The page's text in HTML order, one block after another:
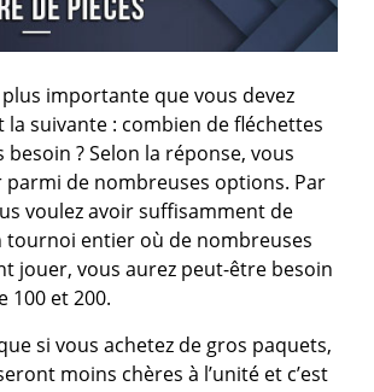
importante que vous devez
la suivante : combien de fléchettes
besoin ? Selon la réponse, vous
parmi de nombreuses options. Par
voulez avoir suffisamment de
tournoi entier où de nombreuses
jouer, vous aurez peut-être besoin
100 et 200.
si vous achetez de gros paquets,
moins chères à l’unité et c’est